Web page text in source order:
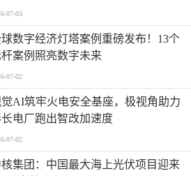
07-03
数字经济灯塔案例重磅发布！13个
案例照亮数字未来
07-02
觉AI筑牢火电安全基座，极视角助力
电厂跑出智改加速度
07-02
核集团：中国最大海上光伏项目迎来